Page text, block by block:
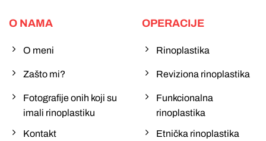
O NAMA
O meni
Zašto mi?
Fotografije onih koji su
imali rinoplastiku
Kontakt
OPERACIJE
Rinoplastika
Reviziona rinoplastika
Funkcionalna
rinoplastika
Etnička rinoplastika